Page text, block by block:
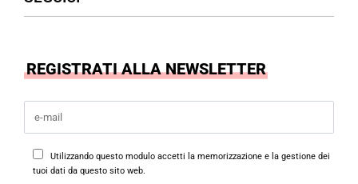
Termini & Condizioni
Instagram
REGISTRATI ALLA NEWSLETTER
Utilizzando questo modulo accetti la memorizzazione e la gestione dei
tuoi dati da questo sito web.